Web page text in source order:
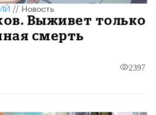
//Новость
Выживет только
смерть
2397